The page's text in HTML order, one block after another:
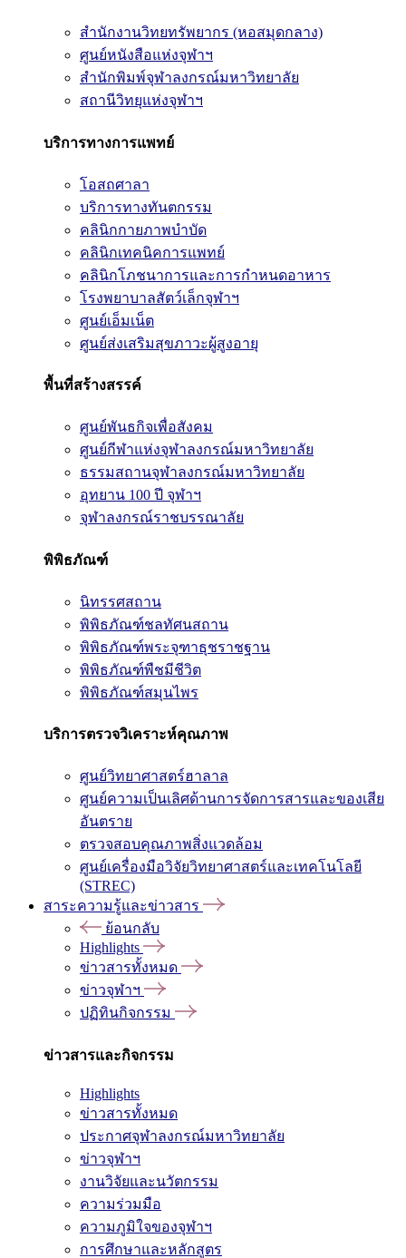
สำนักงานวิทยทรัพยากร (หอสมุดกลาง)
ศูนย์หนังสือแห่งจุฬาฯ
สำนักพิมพ์จุฬาลงกรณ์มหาวิทยาลัย
สถานีวิทยุแห่งจุฬาฯ
บริการทางการแพทย์
โอสถศาลา
บริการทางทันตกรรม
คลินิกกายภาพบำบัด
คลินิกเทคนิคการแพทย์
คลินิกโภชนาการและการกำหนดอาหาร
โรงพยาบาลสัตว์เล็กจุฬาฯ
ศูนย์เอ็มเน็ต
ศูนย์ส่งเสริมสุขภาวะผู้สูงอายุ
พื้นที่สร้างสรรค์
ศูนย์พันธกิจเพื่อสังคม
ศูนย์กีฬาแห่งจุฬาลงกรณ์มหาวิทยาลัย
ธรรมสถานจุฬาลงกรณ์มหาวิทยาลัย
อุทยาน 100 ปี จุฬาฯ
จุฬาลงกรณ์ราชบรรณาลัย
พิพิธภัณฑ์
นิทรรศสถาน
พิพิธภัณฑ์ชลทัศนสถาน
พิพิธภัณฑ์พระจุฑาธุชราชฐาน
พิพิธภัณฑ์พืชมีชีวิต
พิพิธภัณฑ์สมุนไพร
บริการตรวจวิเคราะห์คุณภาพ
ศูนย์วิทยาศาสตร์ฮาลาล
ศูนย์ความเป็นเลิศด้านการจัดการสารและของเสีย
อันตราย
ตรวจสอบคุณภาพสิ่งแวดล้อม
ศูนย์เครื่องมือวิจัยวิทยาศาสตร์และเทคโนโลยี
(STREC)
สาระความรู้และข่าวสาร
ย้อนกลับ
Highlights
ข่าวสารทั้งหมด
ข่าวจุฬาฯ
ปฏิทินกิจกรรม
ข่าวสารและกิจกรรม
Highlights
ข่าวสารทั้งหมด
ประกาศจุฬาลงกรณ์มหาวิทยาลัย
ข่าวจุฬาฯ
งานวิจัยและนวัตกรรม
ความร่วมมือ
ความภูมิใจของจุฬาฯ
การศึกษาและหลักสูตร